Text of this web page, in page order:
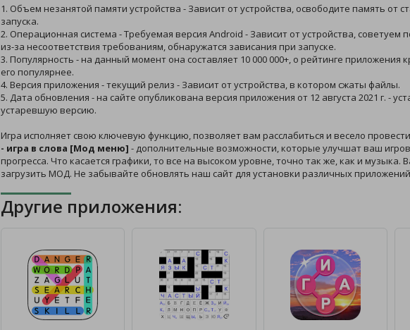
1. Объем незанятой памяти устройства - Зависит от устройства, освободите память от
запуска.
2. Операционная система - Требуемая версия Android - Зависит от устройства,
из-за несоответствия требованиям, обнаружатся зависания при запуске.
3. Популярность - на данный момент она составляет 10 000 000+, о рейтинге
его популярнее.
4. Версия приложения - текущий релиз - Зависит от устройства, в котором сжаты файлы.
5. Дата обновления - на сайте опубликована версия приложения от 12 августа 2021 г. -
устаревшую версию.
Игра исполняет свою ключевую функцию, позволяет вам расслабиться и весело
- игра в слова [Мод меню] - дополнительные возможности, которые улучшат ваш
прогресса. Что касается графики, то все на высоком уровне, точно так же, как и
загрузить МОД. Не забывайте обновлять наш сайт для установки различных
Другие приложения: